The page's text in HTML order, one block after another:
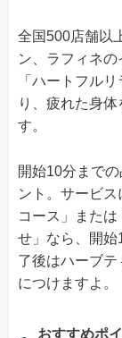
全国500店舗以
ン、ラフィネの
「ハートフル
り、疲れた身
す。
開始10分まで
ント。サービ
コース」また
せ」なら、開始
了後はハーブ
につけますよ。
おすすめポ